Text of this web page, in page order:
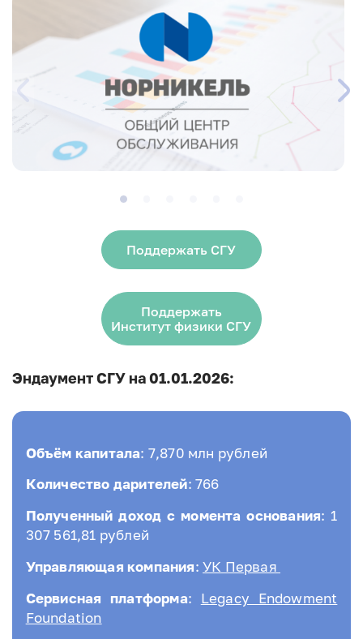
Поддержать СГУ
Поддержать
Институт физики СГУ
Эндаумент СГУ на 01.01.2026:
Объём капитала: 7,870 млн рублей
Количество дарителей: 766
Полученный доход с момента основания: 1
307 561,81 рублей
Управляющая компания:УК Первая
Сервисная платформа: Legacy Endowment
Foundation